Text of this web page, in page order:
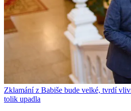
Zklamání z Babiše bude velké, tvrdí
tolik upadla